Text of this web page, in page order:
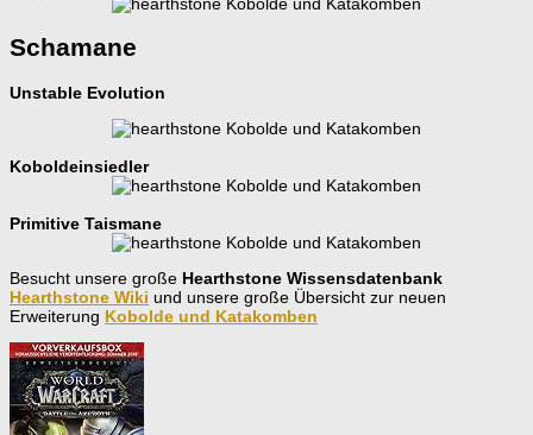
Schamane
Unstable Evolution
Koboldeinsiedler
Primitive Taismane
Besucht unsere große Hearthstone Wissensdatenbank
Hearthstone Wiki und unsere große Übersicht zur neuen
Erweiterung Kobolde und Katakomben